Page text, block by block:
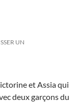
UN
et Assia qui
deux garçons du